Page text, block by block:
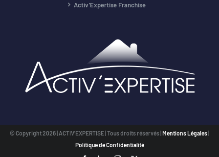
Activ’Expertise Franchise
© Copyright2026 | ACTIV'EXPERTISE | Tous droits réservés |Mentions Légales|
Politique de Confidentialité